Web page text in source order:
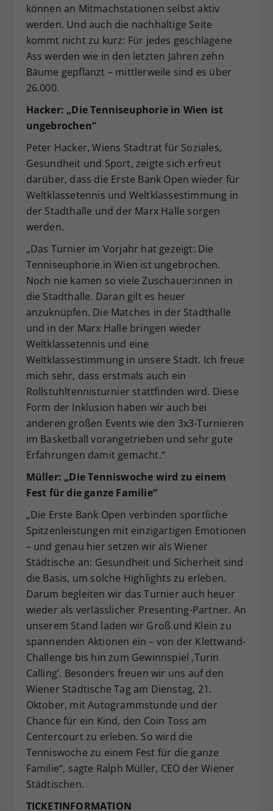
können an Mitmachstationen selbst aktiv
werden. Und auch die nachhaltige Seite
kommt nicht zu kurz: Für jedes geschlagene
Ass werden wie in den letzten Jahren zehn
Bäume gepflanzt – mittlerweile sind es über
26.000.
Hacker: „Die Tenniseuphorie in Wien ist
ungebrochen“
Peter Hacker, Wiens Stadtrat für Soziales,
Gesundheit und Sport, zeigte sich erfreut
darüber, dass die Erste Bank Open wieder für
Weltklassetennis und Weltklassestimmung in
der Stadthalle und der Marx Halle sorgen
werden.
„Das Turnier im Vorjahr hat gezeigt: Die
Tenniseuphorie in Wien ist ungebrochen.
Noch nie kamen so viele Zuschauer:innen in
die Stadthalle. Daran gilt es heuer
anzuknüpfen. Die Matches in der Stadthalle
und in der Marx Halle bringen wieder
Weltklassetennis und eine
Weltklassestimmung in unsere Stadt. Ich freue
mich sehr, dass erstmals auch ein
Rollstuhltennisturnier stattfinden wird. Diese
Form der Inklusion haben wir auch bei
anderen großen Events wie den 3x3-Turnieren
im Basketball vorangetrieben und sehr gute
Erfahrungen damit gemacht.“
Müller: „Die Tenniswoche wird zu einem
Fest für die ganze Familie“
„Die Erste Bank Open verbinden sportliche
Spitzenleistungen mit einzigartigen Emotionen
– und genau hier setzen wir als Wiener
Städtische an: Gesundheit und Sicherheit sind
die Basis, um solche Highlights zu erleben.
Darum begleiten wir das Turnier auch heuer
wieder als verlässlicher Presenting-Partner. An
unserem Stand laden wir Groß und Klein zu
spannenden Aktionen ein – von der Klettwand-
Challenge bis hin zum Gewinnspiel ‚Turin
Calling’. Besonders freuen wir uns auf den
Wiener Städtische Tag am Dienstag, 21.
Oktober, mit Autogrammstunde und der
Chance für ein Kind, den Coin Toss am
Centercourt zu erleben. So wird die
Tenniswoche zu einem Fest für die ganze
Familie“, sagte Ralph Müller, CEO der Wiener
Städtischen.
TICKETINFORMATION